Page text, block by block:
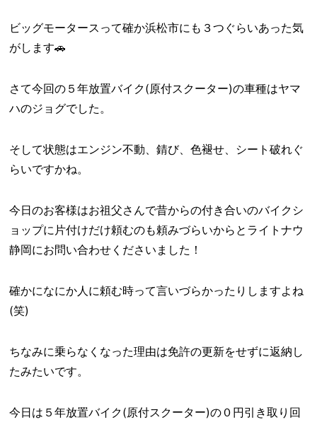
ビッグモータースって確か浜松市にも３つぐらいあった気
がします🚗
さて今回の５年放置バイク(原付スクーター)の車種はヤマ
ハのジョグでした。
そして状態はエンジン不動、錆び、色褪せ、シート破れぐ
らいですかね。
今日のお客様はお祖父さんで昔からの付き合いのバイクシ
ョップに片付けだけ頼むのも頼みづらいからとライトナウ
静岡にお問い合わせくださいました！
確かになにか人に頼む時って言いづらかったりしますよね
(笑)
ちなみに乗らなくなった理由は免許の更新をせずに返納し
たみたいです。
今日は５年放置バイク(原付スクーター)の０円引き取り回